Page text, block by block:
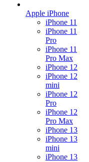
Apple iPhone
iPhone 11
iPhone 11
Pro
iPhone 11
Pro Max
iPhone 12
iPhone 12
mini
iPhone 12
Pro
iPhone 12
Pro Max
iPhone 13
iPhone 13
mini
iPhone 13